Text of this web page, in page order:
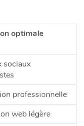
optimale
sociaux
professionnelle
web légère